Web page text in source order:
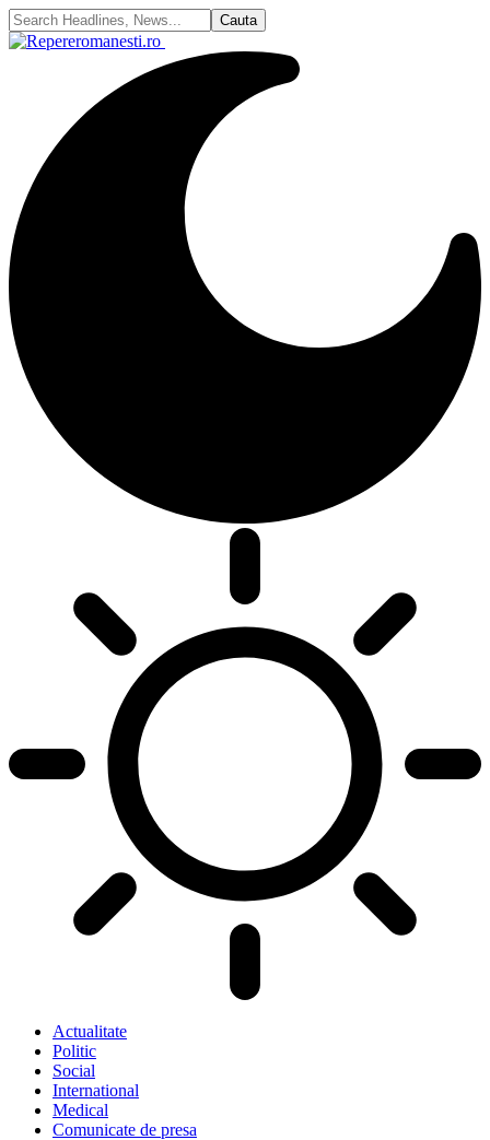
Actualitate
Politic
Social
International
Medical
Comunicate de presa